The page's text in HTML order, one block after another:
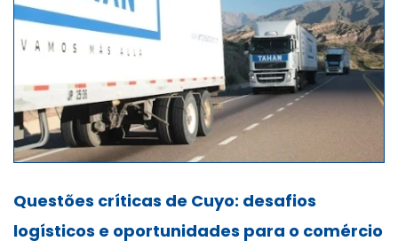
Questões críticas de Cuyo: desafios
logísticos e oportunidades para o comércio